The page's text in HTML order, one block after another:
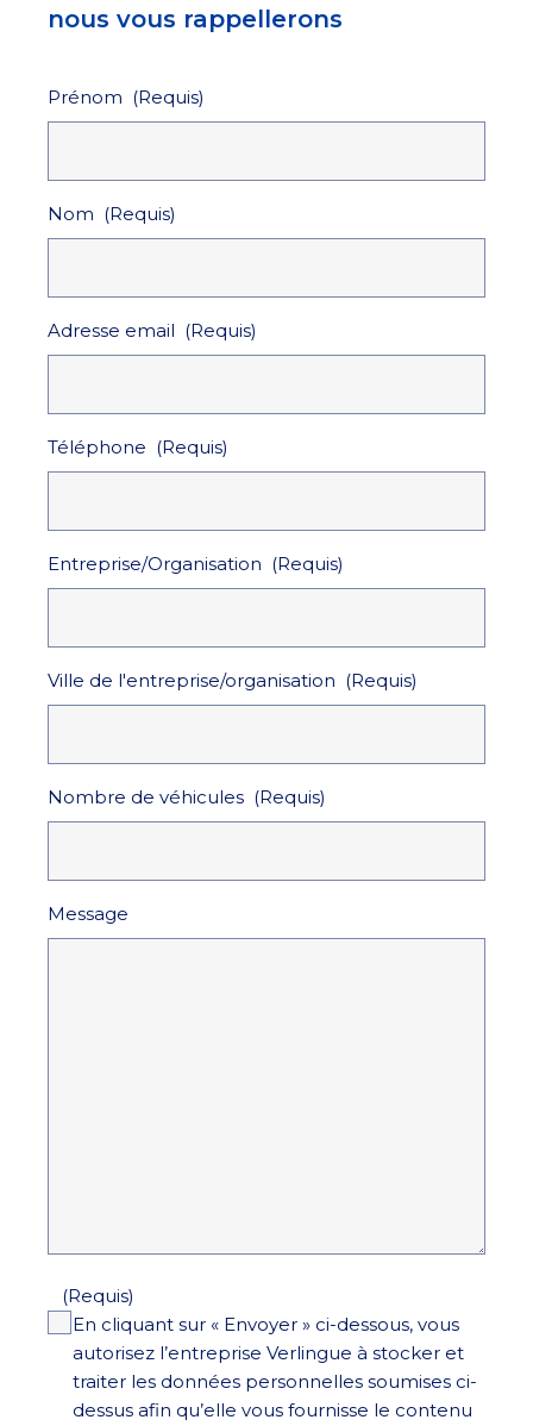
nous vous rappellerons
Prénom (Requis)
Nom (Requis)
Adresse email (Requis)
Téléphone (Requis)
Entreprise/Organisation (Requis)
Ville de l'entreprise/organisation (Requis)
Nombre de véhicules (Requis)
Message
(Requis)
En cliquant sur « Envoyer » ci-dessous, vous
autorisez l’entreprise Verlingue à stocker et
traiter les données personnelles soumises ci-
dessus afin qu’elle vous fournisse le contenu